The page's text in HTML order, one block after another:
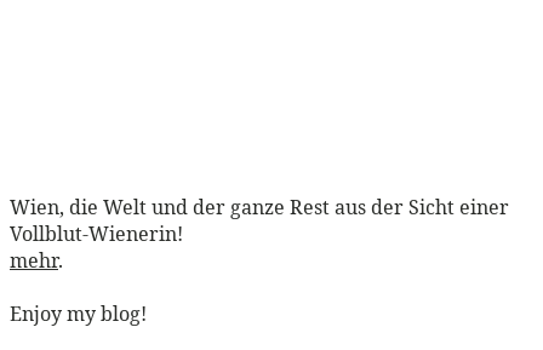
Wien, die Welt und der ganze Rest aus der Sicht einer
Vollblut-Wienerin!
mehr.
Enjoy my blog!